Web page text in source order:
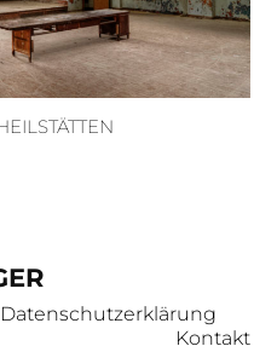
Datenschutzerklärung
Kontakt